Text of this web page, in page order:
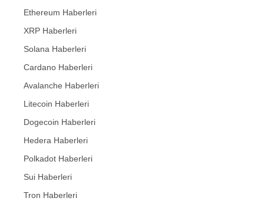
Ethereum Haberleri
XRP Haberleri
Solana Haberleri
Cardano Haberleri
Avalanche Haberleri
Litecoin Haberleri
Dogecoin Haberleri
Hedera Haberleri
Polkadot Haberleri
Sui Haberleri
Tron Haberleri